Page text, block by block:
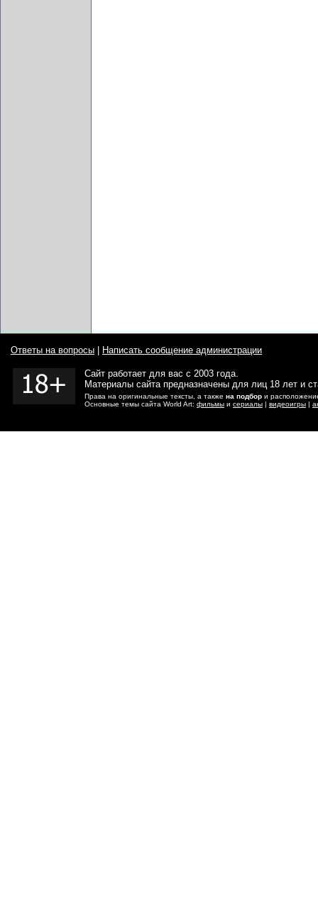
Ответы на вопросы Написать сообщение администрации
Сайт работает для вас с 2003 года.
Материалы сайта предназначены для лиц 18 лет и
Права на оригинальные тексты, а также на подбор и
Основные темы сайта World Art: фильмы и сериалы | видеоигры |